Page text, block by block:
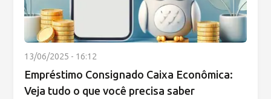
13/06/2025 - 16:12
Empréstimo Consignado Caixa Econômica:
Veja tudo o que você precisa saber